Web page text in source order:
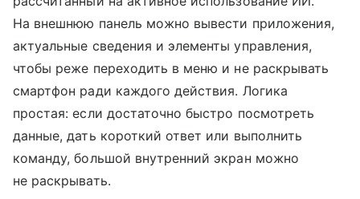
На внешнюю панель можно вывести приложения,
актуальные сведения и элементы управления,
чтобы реже переходить в меню и не раскрывать
смартфон ради каждого действия. Логика
простая: если достаточно быстро посмотреть
данные, дать короткий ответ или выполнить
команду, большой внутренний экран можно
не раскрывать.